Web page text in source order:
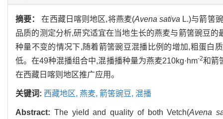
摘要：在西藏日喀则地区,将燕麦(Avena sativa L.)与箭筈
品质的测定分析,研究适宜在当地生长的燕麦与箭筈豌豆
种量不变的情况下,随着箭筈豌豆混播比例的增加,粗蛋白
低。在49种混播组合中,混播播种量为燕麦210kg·hm-2和箭
在西藏日喀则地区推广应用。
关键词: 西藏地区, 燕麦, 箭筈豌豆, 混播
Abstract: The yield and quality of both Vetch(Avena